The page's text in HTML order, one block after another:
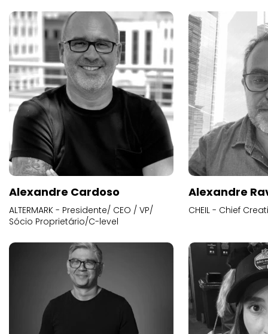
Alexandre Cardoso
ALTERMARK - Presidente/ CEO / VP/
Sócio Proprietário/C-level
Alexandre
CHEIL - Chief